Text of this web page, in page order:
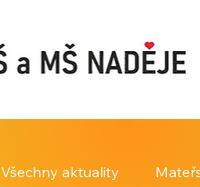
Všechny aktuality